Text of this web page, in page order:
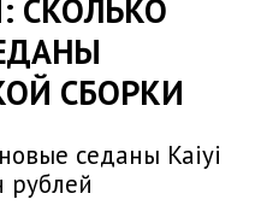
СКОЛЬКО
СБОРКИ
седаны Kaiyi
рублей